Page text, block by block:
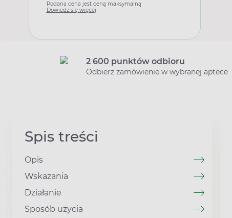
Podana cena jest ceną maksymalną
Dowiedz się więcej
2 600 punktów odbioru
Odbierz zamówienie w wybranej aptece
Spis treści
Opis
Wskazania
Działanie
Sposób użycia